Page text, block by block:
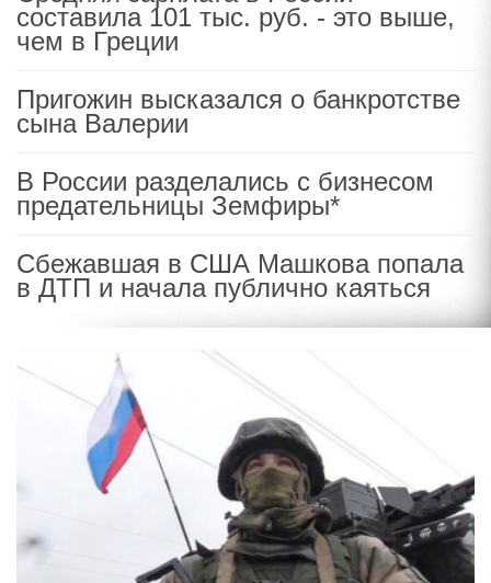
составила 101 тыс. руб. - это выше,
чем в Греции
Пригожин высказался о банкротстве
сына Валерии
В России разделались с бизнесом
предательницы Земфиры*
Сбежавшая в США Машкова попала
в ДТП и начала публично каяться